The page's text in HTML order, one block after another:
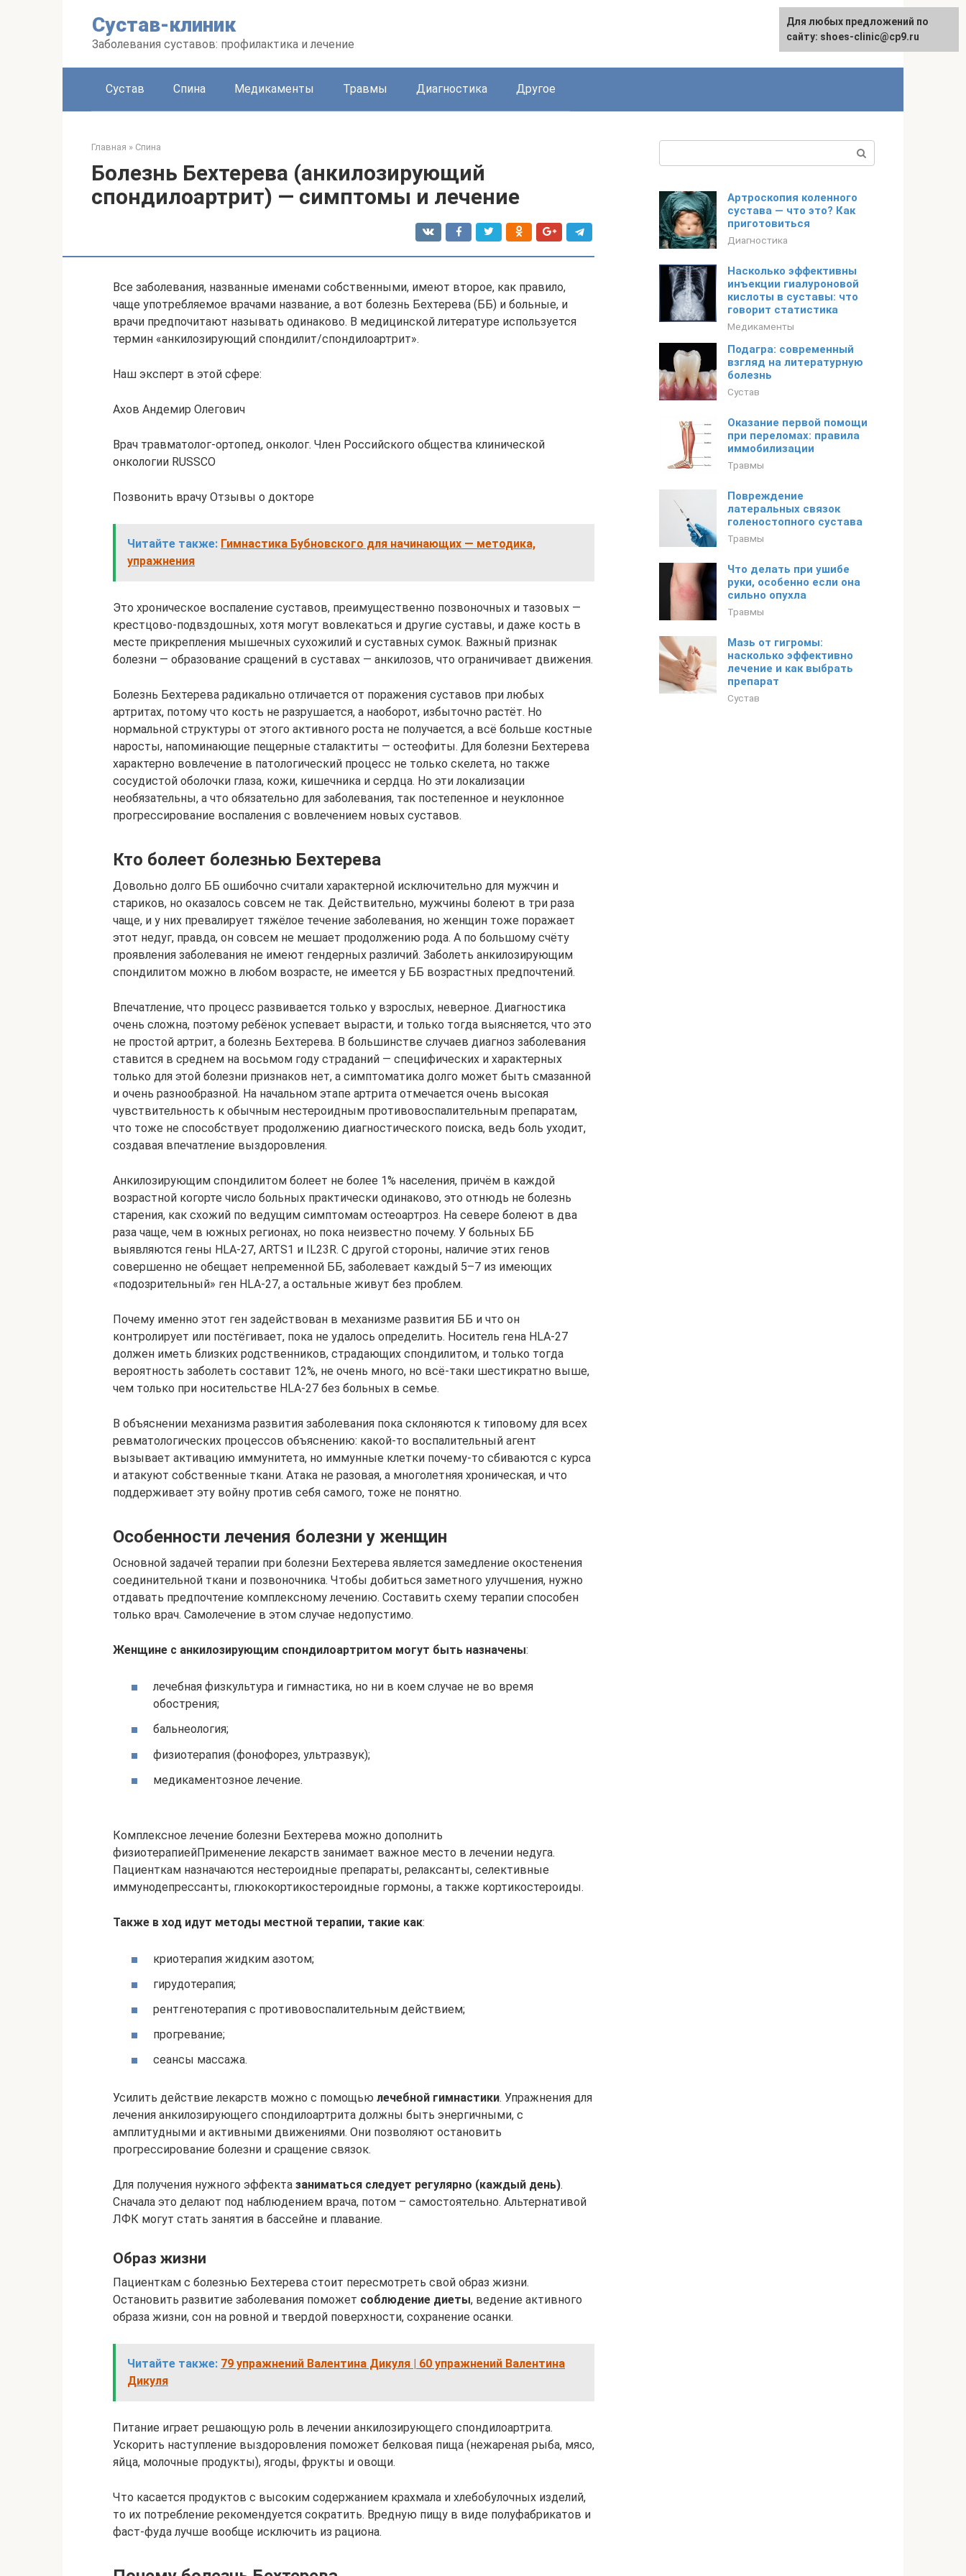
Сустав-клиник
Заболевания суставов: профилактика и лечение
Сустав Спина Медикаменты Травмы Диагностика Другое
Главная » Спина
Болезнь Бехтерева (анкилозирующий
спондилоартрит) — симптомы и лечение
Все заболевания, названные именами собственными, имеют второе, как правило,
чаще употребляемое врачами название, а вот болезнь Бехтерева (ББ) и больные, и
врачи предпочитают называть одинаково. В медицинской литературе используется
термин «анкилозирующий спондилит/спондилоартрит».
Наш эксперт в этой сфере:
Ахов Андемир Олегович
Врач травматолог-ортопед, онколог. Член Российского общества клинической
онкологии RUSSCO
Позвонить врачу Отзывы о докторе
Читайте также: Гимнастика Бубновского для начинающих — методика,
упражнения
Это хроническое воспаление суставов, преимущественно позвоночных и тазовых —
крестцово-подвздошных, хотя могут вовлекаться и другие суставы, и даже кость в
месте прикрепления мышечных сухожилий и суставных сумок. Важный признак
болезни — образование сращений в суставах — анкилозов, что ограничивает движения.
Болезнь Бехтерева радикально отличается от поражения суставов при любых
артритах, потому что кость не разрушается, а наоборот, избыточно растёт. Но
нормальной структуры от этого активного роста не получается, а всё больше костные
наросты, напоминающие пещерные сталактиты — остеофиты. Для болезни Бехтерева
характерно вовлечение в патологический процесс не только скелета, но также
сосудистой оболочки глаза, кожи, кишечника и сердца. Но эти локализации
необязательны, а что обязательно для заболевания, так постепенное и неуклонное
прогрессирование воспаления с вовлечением новых суставов.
Кто болеет болезнью Бехтерева
Довольно долго ББ ошибочно считали характерной исключительно для мужчин и
стариков, но оказалось совсем не так. Действительно, мужчины болеют в три раза
чаще, и у них превалирует тяжёлое течение заболевания, но женщин тоже поражает
этот недуг, правда, он совсем не мешает продолжению рода. А по большому счёту
проявления заболевания не имеют гендерных различий. Заболеть анкилозирующим
спондилитом можно в любом возрасте, не имеется у ББ возрастных предпочтений.
Впечатление, что процесс развивается только у взрослых, неверное. Диагностика
очень сложна, поэтому ребёнок успевает вырасти, и только тогда выясняется, что это
не простой артрит, а болезнь Бехтерева. В большинстве случаев диагноз заболевания
ставится в среднем на восьмом году страданий — специфических и характерных
только для этой болезни признаков нет, а симптоматика долго может быть смазанной
и очень разнообразной. На начальном этапе артрита отмечается очень высокая
чувствительность к обычным нестероидным противовоспалительным препаратам,
что тоже не способствует продолжению диагностического поиска, ведь боль уходит,
создавая впечатление выздоровления.
Анкилозирующим спондилитом болеет не более 1% населения, причём в каждой
возрастной когорте число больных практически одинаково, это отнюдь не болезнь
старения, как схожий по ведущим симптомам остеоартроз. На севере болеют в два
раза чаще, чем в южных регионах, но пока неизвестно почему. У больных ББ
выявляются гены HLA-27, ARTS1 и IL23R. С другой стороны, наличие этих генов
совершенно не обещает непременной ББ, заболевает каждый 5–7 из имеющих
«подозрительный» ген HLA-27, а остальные живут без проблем.
Почему именно этот ген задействован в механизме развития ББ и что он
контролирует или постёгивает, пока не удалось определить. Носитель гена HLA-27
должен иметь близких родственников, страдающих спондилитом, и только тогда
вероятность заболеть составит 12%, не очень много, но всё-таки шестикратно выше,
чем только при носительстве HLA-27 без больных в семье.
В объяснении механизма развития заболевания пока склоняются к типовому для всех
ревматологических процессов объяснению: какой-то воспалительный агент
вызывает активацию иммунитета, но иммунные клетки почему-то сбиваются с курса
и атакуют собственные ткани. Атака не разовая, а многолетняя хроническая, и что
поддерживает эту войну против себя самого, тоже не понятно.
Особенности лечения болезни у женщин
Основной задачей терапии при болезни Бехтерева является замедление окостенения
соединительной ткани и позвоночника. Чтобы добиться заметного улучшения, нужно
отдавать предпочтение комплексному лечению. Составить схему терапии способен
только врач. Самолечение в этом случае недопустимо.
Женщине с анкилозирующим спондилоартритом могут быть назначены:
лечебная физкультура и гимнастика, но ни в коем случае не во время
обострения;
бальнеология;
физиотерапия (фонофорез, ультразвук);
медикаментозное лечение.
Комплексное лечение болезни Бехтерева можно дополнить
физиотерапиейПрименение лекарств занимает важное место в лечении недуга.
Пациенткам назначаются нестероидные препараты, релаксанты, селективные
иммунодепрессанты, глюкокортикостероидные гормоны, а также кортикостероиды.
Также в ход идут методы местной терапии, такие как:
криотерапия жидким азотом;
гирудотерапия;
рентгенотерапия с противовоспалительным действием;
прогревание;
сеансы массажа.
Усилить действие лекарств можно с помощью лечебной гимнастики. Упражнения для
лечения анкилозирующего спондилоартрита должны быть энергичными, с
амплитудными и активными движениями. Они позволяют остановить
прогрессирование болезни и сращение связок.
Для получения нужного эффекта заниматься следует регулярно (каждый день).
Сначала это делают под наблюдением врача, потом – самостоятельно. Альтернативой
ЛФК могут стать занятия в бассейне и плавание.
Образ жизни
Пациенткам с болезнью Бехтерева стоит пересмотреть свой образ жизни.
Остановить развитие заболевания поможет соблюдение диеты, ведение активного
образа жизни, сон на ровной и твердой поверхности, сохранение осанки.
Читайте также: 79 упражнений Валентина Дикуля | 60 упражнений Валентина
Дикуля
Питание играет решающую роль в лечении анкилозирующего спондилоартрита.
Ускорить наступление выздоровления поможет белковая пища (нежареная рыба, мясо,
яйца, молочные продукты), ягоды, фрукты и овощи.
Что касается продуктов с высоким содержанием крахмала и хлебобулочных изделий,
то их потребление рекомендуется сократить. Вредную пищу в виде полуфабрикатов и
фаст-фуда лучше вообще исключить из рациона.
Артроскопия коленного
сустава — что это? Как
приготовиться
Диагностика
Насколько эффективны
инъекции гиалуроновой
кислоты в суставы: что
говорит статистика
Медикаменты
Подагра: современный
взгляд на литературную
болезнь
Сустав
Оказание первой помощи
при переломах: правила
иммобилизации
Травмы
Повреждение
латеральных связок
голеностопного сустава
Травмы
Что делать при ушибе
руки, особенно если она
сильно опухла
Травмы
Мазь от гигромы:
насколько эффективно
лечение и как выбрать
препарат
Сустав
Для любых предложений по
сайту: shoes-clinic@cp9.ru